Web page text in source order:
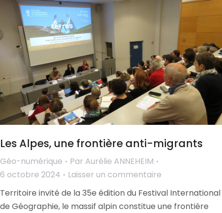
Les Alpes, une frontière anti-migrants
Géo-numérique Par Aurélie ANNEHEIM
6 octobre 2024
Laisser un commentaire
Territoire invité de la 35e édition du Festival International
de Géographie, le massif alpin constitue une frontière